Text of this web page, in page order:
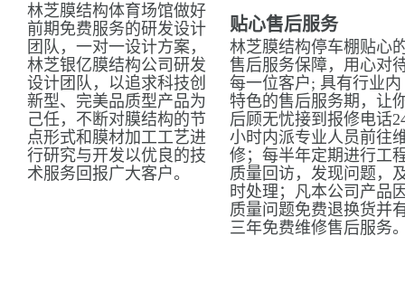
林芝膜结构体育场馆做好
前期免费服务的研发设计
团队，一对一设计方案，
林芝银亿膜结构公司研发
设计团队，以追求科技创
新型、完美品质型产品为
己任，不断对膜结构的节
点形式和膜材加工工艺进
行研究与开发以优良的技
术服务回报广大客户。
贴心售后服务
林芝膜结构停车棚贴心
售后服务保障，用心对
每一位客户; 具有行业内
特色的售后服务期，让
后顾无忧接到报修电话
小时内派专业人员前往
修；每半年定期进行工
质量回访，发现问题，
时处理；凡本公司产品
质量问题免费退换货并
三年免费维修售后服务